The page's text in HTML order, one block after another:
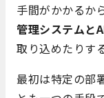
手間がかかるか
管理システムと
取り込めたりす
最初は特定の部